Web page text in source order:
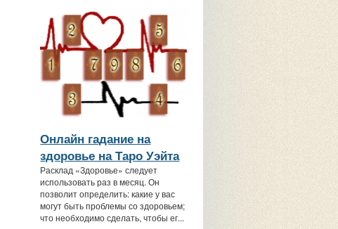
Онлайн гадание на
здоровье на Таро Уэйта
Расклад «Здоровье» следует
использовать раз в месяц. Он
позволит определить: какие у вас
могут быть проблемы со здоровьем;
что необходимо сделать, чтобы ег...